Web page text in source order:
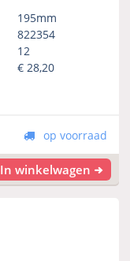
195mm
822354
12
€28,20
op voorraad
In winkelwagen